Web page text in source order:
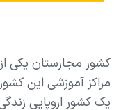
کشور مجارستان یکی
مراکز آموزشی این
یک کشور اروپایی